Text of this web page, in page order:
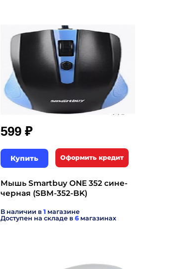
599 ₽
Купить Оформить кредит
Мышь Smartbuy ONE 352 сине-
черная (SBM-352-BK)
В наличии в 1 магазине
Доступен на складе в 6 магазинах